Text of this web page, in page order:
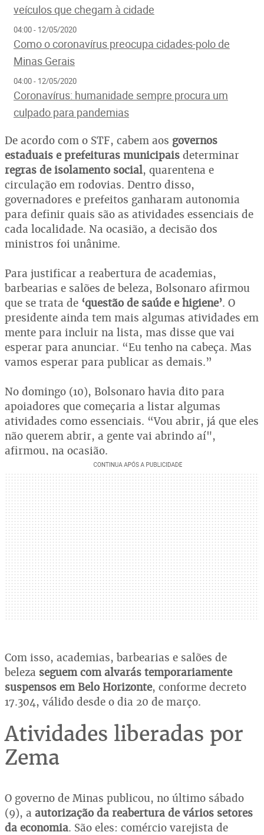
veículos que chegam à cidade
04:00 - 12/05/2020
Como o coronavírus preocupa cidades-polo de
Minas Gerais
04:00 - 12/05/2020
Coronavírus: humanidade sempre procura um
culpado para pandemias
De acordo com o STF, cabem aos governos
estaduais e prefeituras municipais determinar
regras de isolamento social, quarentena e
circulação em rodovias. Dentro disso,
governadores e prefeitos ganharam autonomia
para definir quais são as atividades essenciais de
cada localidade. Na ocasião, a decisão dos
ministros foi unânime.
Para justificar a reabertura de academias,
barbearias e salões de beleza, Bolsonaro afirmou
que se trata de ‘questão de saúde e higiene’. O
presidente ainda tem mais algumas atividades em
mente para incluir na lista, mas disse que vai
esperar para anunciar. “Eu tenho na cabeça. Mas
vamos esperar para publicar as demais.”
No domingo (10), Bolsonaro havia dito para
apoiadores que começaria a listar algumas
atividades como essenciais. “Vou abrir, já que eles
não querem abrir, a gente vai abrindo aí",
afirmou, na ocasião.
Com isso, academias, barbearias e salões de
beleza seguem com alvarás temporariamente
suspensos em Belo Horizonte, conforme decreto
17.304, válido desde o dia 20 de março.
Atividades liberadas por
Zema
O governo de Minas publicou, no último sábado
(9), a autorização da reabertura de vários setores
da economia. São eles: comércio varejista de